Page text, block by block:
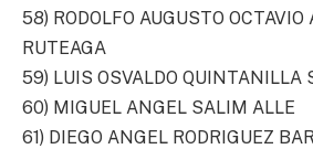
58) RODOLFO AUGUSTO OCTAVIO
RUTEAGA
59) LUIS OSVALDO QUINTANILLA
60) MIGUEL ANGEL SALIM ALLE
61) DIEGO ANGEL RODRIGUEZ